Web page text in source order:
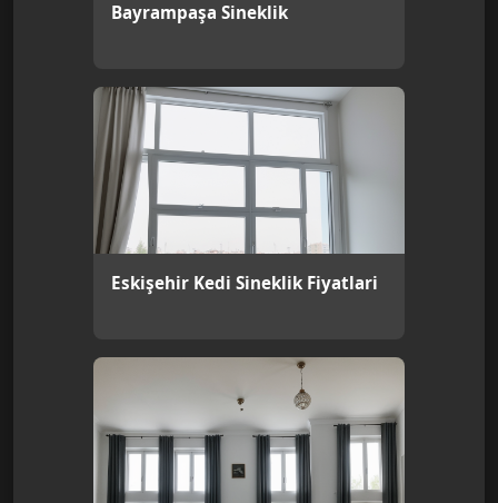
Bayrampaşa Sineklik
Eskişehir Kedi Sineklik Fiyatlari